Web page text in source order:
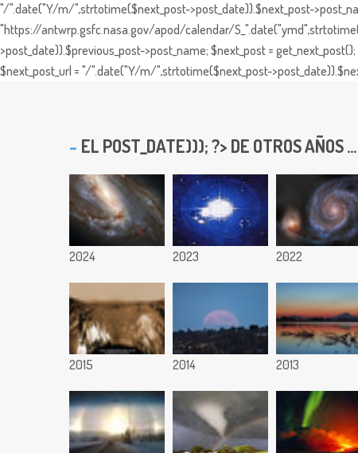
"/".date("Y/m/",strtotime($next_post->post_date)).$next_post-
"https://antwrp.gsfc.nasa.gov/apod/calendar/
>post_date)).$previous_post->post_name; $next_post =
$next_post_url = "/".date("Y/m/",strtotime($next_post-
EL POST_DATE))); ?> DE OTROS AÑOS ...
2024 2023 2022
2015 2014 2013